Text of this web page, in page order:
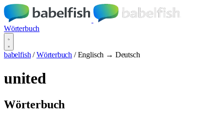
Wörterbuch
babelfish / Wörterbuch / Englisch → Deutsch
united
Wörterbuch